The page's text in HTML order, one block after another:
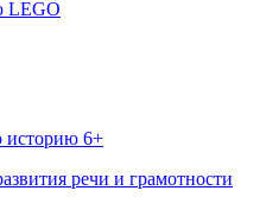
историю 6+
речи и грамотности